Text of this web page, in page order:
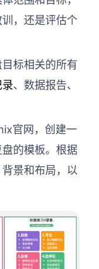
，还是评估个
标相关的所有
、数据报告、
官网，创建一
的模板。根据
景和布局，以